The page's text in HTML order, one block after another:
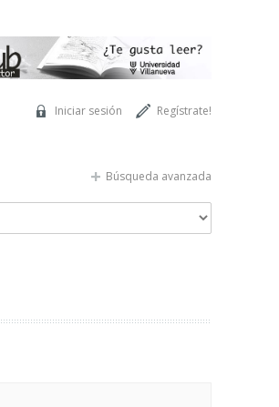
Regístrate!
Iniciar sesión
Búsqueda avanzada